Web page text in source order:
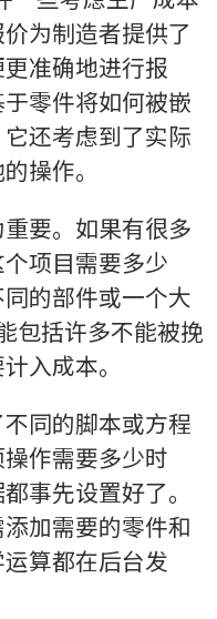
为制造者提供了
准确地进行报
零件将如何被嵌
还考虑到了实际
操作。
要。如果有很多
项目需要多少
的部件或一个大
包括许多不能被挽
入成本。
同的脚本或方程
作需要多少时
事先设置好了。
加需要的零件和
算都在后台发